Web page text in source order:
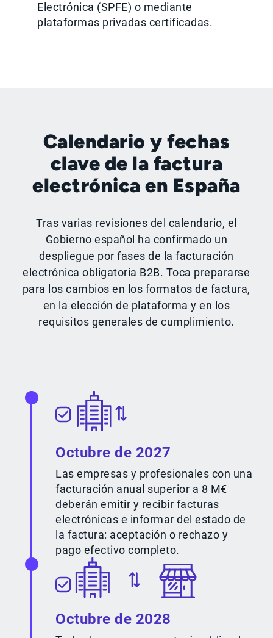
Electrónica (SPFE) o mediante
plataformas privadas certificadas.
Calendario y fechas
clave de la factura
electrónica en España
Tras varias revisiones del calendario, el
Gobierno español ha confirmado un
despliegue por fases de la facturación
electrónica obligatoria B2B. Toca prepararse
para los cambios en los formatos de factura,
en la elección de plataforma y en los
requisitos generales de cumplimiento.
Octubre de 2027
Las empresas y profesionales con una
facturación anual superior a 8 M€
deberán emitir y recibir facturas
electrónicas e informar del estado de
la factura: aceptación o rechazo y
pago efectivo completo.
Octubre de 2028